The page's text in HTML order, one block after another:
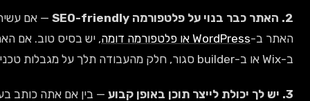
— אם עשית את
WordPress או פלטפורמה דומה , יש בסיס טוב. אם האתר בנוי
— בין אם אתה כותב בעצמך ובין